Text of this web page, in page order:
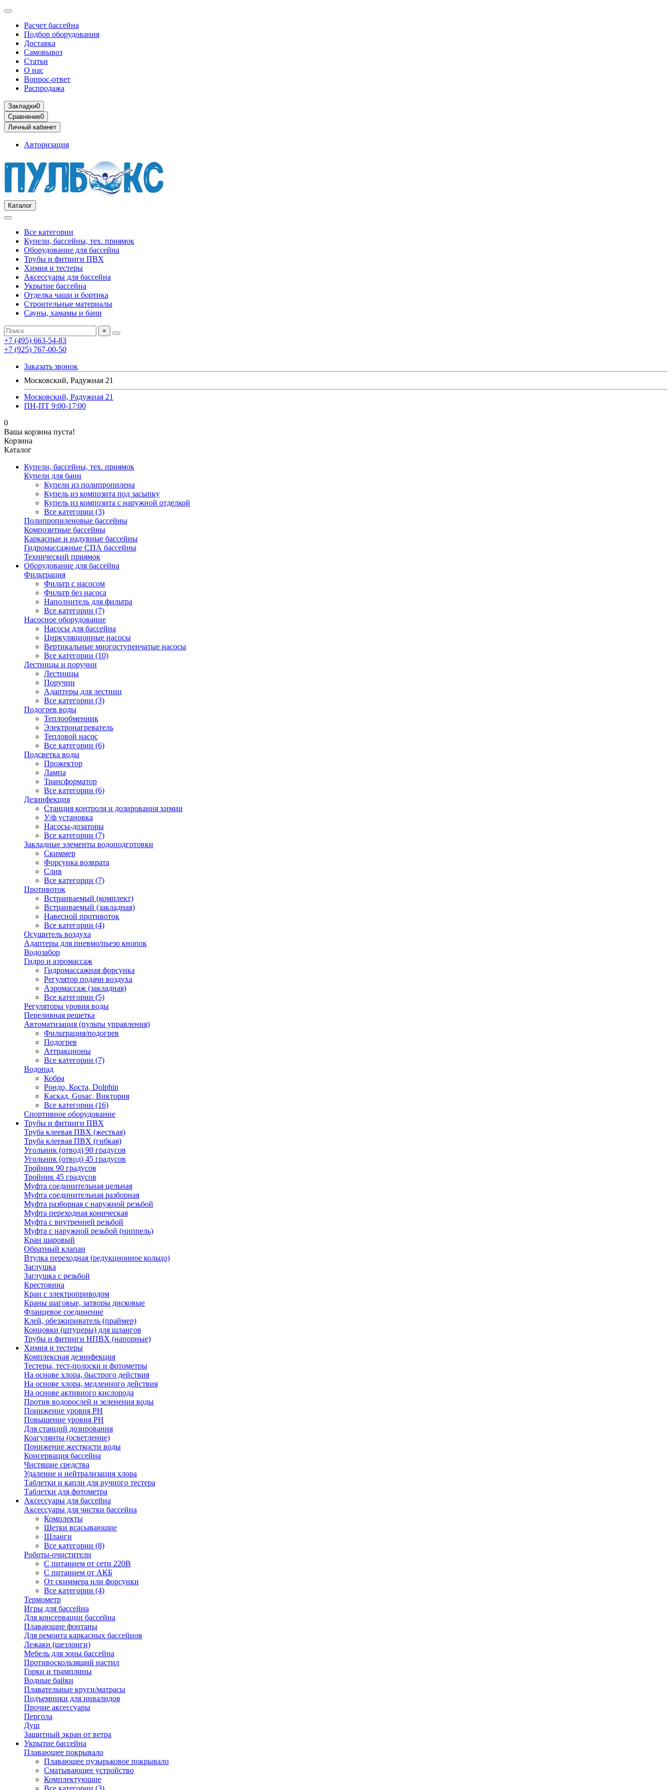
Расчет бассейна
Подбор оборудования
Доставка
Самовывоз
Статьи
О нас
Вопрос-ответ
Распродажа
Закладки0
Сравнение0
Личный кабинет
Авторизация
Каталог
Все категории
Купели, бассейны, тех. приямок
Оборудование для бассейна
Трубы и фитинги ПВХ
Химия и тестеры
Аксессуары для бассейна
Укрытие бассейна
Отделка чаши и бортика
Строительные материалы
Сауны, хамамы и бани
×
+7 (495) 663-54-83
+7 (925) 767-00-50
Заказать звонок
Московский, Радужная 21
Московский, Радужная 21
ПН-ПТ 9:00-17:00
0
Ваша корзина пуста!
Корзина
Каталог
Купели, бассейны, тех. приямок
Купели для бани
Купели из полипропилена
Купель из композита под засыпку
Купель из композита с наружной отделкой
Все категории (3)
Полипропиленовые бассейны
Композитные бассейны
Каркасные и надувные бассейны
Гидромассажные СПА бассейны
Технический приямок
Оборудование для бассейна
Фильтрация
Фильтр с насосом
Фильтр без насоса
Наполнитель для фильтра
Все категории (7)
Насосное оборудование
Насосы для бассейна
Циркуляционные насосы
Вертикальные многоступенчатые насосы
Все категории (10)
Лестницы и поручни
Лестницы
Поручни
Адаптеры для лестниц
Все категории (3)
Подогрев воды
Теплообменник
Электронагреватель
Тепловой насос
Все категории (6)
Подсветка воды
Прожектор
Лампа
Трансформатор
Все категории (6)
Дезинфекция
Станция контроля и дозирования химии
У/ф установка
Насосы-дозаторы
Все категории (7)
Закладные элементы водоподготовки
Скиммер
Форсунка возврата
Слив
Все категории (7)
Противоток
Встраиваемый (комплект)
Встраиваемый (закладная)
Навесной противоток
Все категории (4)
Осушитель воздуха
Адаптеры для пневмо/пьезо кнопок
Водозабор
Гидро и аэромассаж
Гидромассажная форсунка
Регулятор подачи воздуха
Аэромассаж (закладная)
Все категории (5)
Регуляторы уровня воды
Переливная решетка
Автоматизация (пульты управления)
Фильтрация/подогрев
Подогрев
Аттракционы
Все категории (7)
Водопад
Кобра
Рондо, Коста, Dolphin
Каскад, Gusac, Виктория
Все категории (16)
Спортивное оборудование
Трубы и фитинги ПВХ
Труба клеевая ПВХ (жесткая)
Труба клеевая ПВХ (гибкая)
Угольник (отвод) 90 градусов
Угольник (отвод) 45 градусов
Тройник 90 градусов
Тройник 45 градусов
Муфта соединительная цельная
Муфта соединительная разборная
Муфта разборная с наружной резьбой
Муфта переходная коническая
Муфта с внутренней резьбой
Муфта с наружной резьбой (ниппель)
Кран шаровый
Обратный клапан
Втулка переходная (редукционное кольцо)
Заглушка
Заглушка с резьбой
Крестовина
Кран с электроприводом
Краны шаговые, затворы дисковые
Фланцевое соединение
Клей, обезжириватель (праймер)
Концовки (штуцеры) для шлангов
Трубы и фитинги НПВХ (напорные)
Химия и тестеры
Комплексная дезинфекция
Тестеры, тест-полоски и фотометры
На основе хлора, быстрого действия
На основе хлора, медленного действия
На основе активного кислорода
Против водорослей и зеленения воды
Понижение уровня РН
Повышение уровня РН
Для станций дозирования
Коагулянты (осветление)
Понижение жесткости воды
Консервация бассейна
Чистящие средства
Удаление и нейтрализация хлора
Таблетки и капли для ручного тестера
Таблетки для фотометра
Аксессуары для бассейна
Аксессуары для чистки бассейна
Комплекты
Щетки всасывающие
Шланги
Все категории (8)
Роботы-очистители
С питанием от сети 220В
С питанием от АКБ
От скиммера или форсунки
Все категории (4)
Термометр
Игры для бассейна
Для консервации бассейна
Плавающие фонтаны
Для ремонта каркасных бассейнов
Лежаки (шезлонги)
Мебель для зоны бассейна
Противоскользящий настил
Горки и трамплины
Водные байки
Плавательные круги/матрасы
Подъемники для инвалидов
Прочие аксессуары
Пергола
Душ
Защитный экран от ветра
Укрытие бассейна
Плавающее покрывало
Плавающее пузырьковое покрывало
Сматывающее устройство
Комплектующие
Все категории (3)